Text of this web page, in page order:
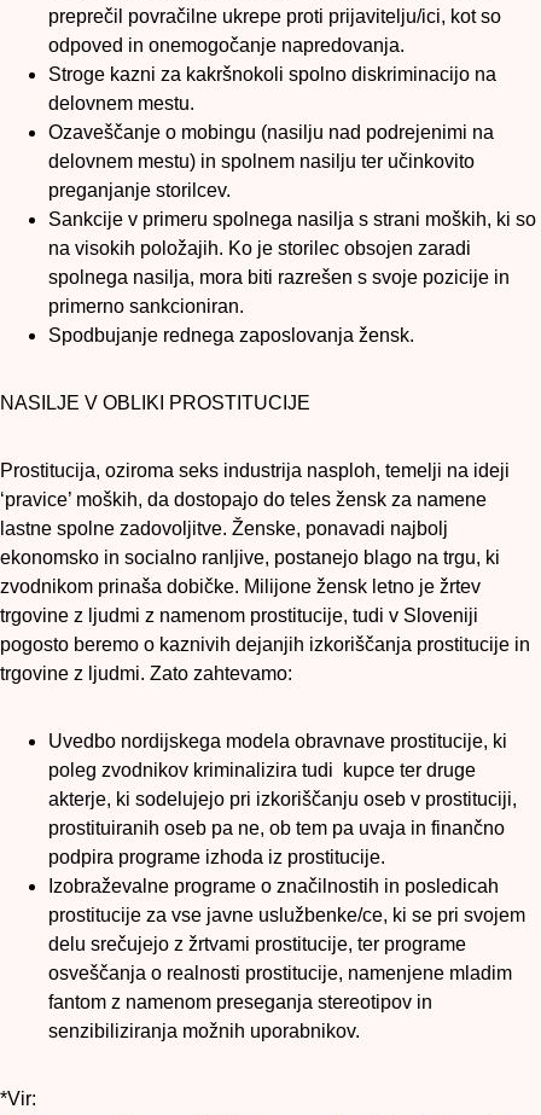
preprečil povračilne ukrepe proti prijavitelju/ici, kot so
odpoved in onemogočanje napredovanja.
Stroge kazni za kakršnokoli spolno diskriminacijo na
delovnem mestu.
Ozaveščanje o mobingu (nasilju nad podrejenimi na
delovnem mestu) in spolnem nasilju ter učinkovito
preganjanje storilcev.
Sankcije v primeru spolnega nasilja s strani moških, ki so
na visokih položajih. Ko je storilec obsojen zaradi
spolnega nasilja, mora biti razrešen s svoje pozicije in
primerno sankcioniran.
Spodbujanje rednega zaposlovanja žensk.
NASILJE V OBLIKI PROSTITUCIJE
Prostitucija, oziroma seks industrija nasploh, temelji na ideji
‘pravice’ moških, da dostopajo do teles žensk za namene
lastne spolne zadovoljitve. Ženske, ponavadi najbolj
ekonomsko in socialno ranljive, postanejo blago na trgu, ki
zvodnikom prinaša dobičke. Milijone žensk letno je žrtev
trgovine z ljudmi z namenom prostitucije, tudi v Sloveniji
pogosto beremo o kaznivih dejanjih izkoriščanja prostitucije in
trgovine z ljudmi. Zato zahtevamo:
Uvedbo nordijskega modela obravnave prostitucije, ki
poleg zvodnikov kriminalizira tudi kupce ter druge
akterje, ki sodelujejo pri izkoriščanju oseb v prostituciji,
prostituiranih oseb pa ne, ob tem pa uvaja in finančno
podpira programe izhoda iz prostitucije.
Izobraževalne programe o značilnostih in posledicah
prostitucije za vse javne uslužbenke/ce, ki se pri svojem
delu srečujejo z žrtvami prostitucije, ter programe
osveščanja o realnosti prostitucije, namenjene mladim
fantom z namenom preseganja stereotipov in
senzibiliziranja možnih uporabnikov.
*Vir: